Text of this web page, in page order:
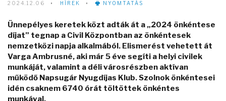
2024.12.06 HÍREK NYOMTATÁS
Ünnepélyes keretek közt adták át a „2024 önkéntese
díjat” tegnap a Civil Központban az önkéntesek
nemzetközi napja alkalmából. Elismerést vehetett át
Varga Ambrusné, aki már 5 éve segíti a helyi civilek
munkáját, valamint a déli városrészben aktívan
működő Napsugár Nyugdíjas Klub. Szolnok önkéntesei
idén csaknem 6740 órát töltöttek önkéntes
munkával.